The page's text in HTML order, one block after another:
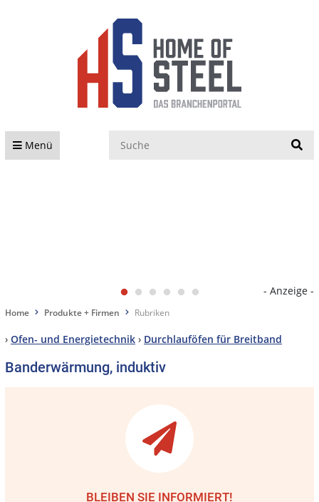
Menü
- Anzeige -
Home Produkte + Firmen Rubriken
› Ofen- und Energietechnik › Durchlauföfen für Breitband
Banderwärmung, induktiv
BLEIBEN SIE INFORMIERT!